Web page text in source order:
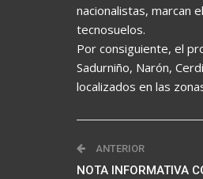
nacionalistas, marcan
tecnosuelos.
Por consiguiente, el
Sadurniño, Narón,
localizados en las
ANTERIOR
NOTA INFORMATIVA